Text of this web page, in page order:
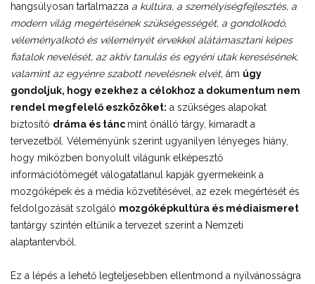
hangsúlyosan tartalmazza a kultúra, a személyiségfejlesztés, a
modern világ megértésének szükségességét, a gondolkodó,
véleményalkotó és véleményét érvekkel alátámasztani képes
fiatalok nevelését, az aktív tanulás és egyéni utak keresésének,
valamint az egyénre szabott nevelésnek elvét, ám úgy
gondoljuk, hogy ezekhez a célokhoz a dokumentum nem
rendel megfelelő eszközöket: a szükséges alapokat
biztosító dráma és tánc mint önálló tárgy, kimaradt a
tervezetből. Véleményünk szerint ugyanilyen lényeges hiány,
hogy miközben bonyolult világunk elképesztő
információtömegét válogatatlanul kapják gyermekeink a
mozgóképek és a média közvetítésével, az ezek megértését és
feldolgozását szolgáló mozgóképkultúra és médiaismeret
tantárgy szintén eltűnik a tervezet szerint a Nemzeti
alaptantervből.
Ez a lépés a lehető legteljesebben ellentmond a nyilvánosságra